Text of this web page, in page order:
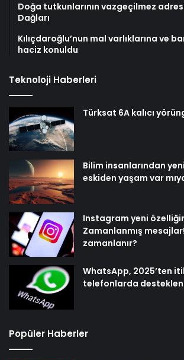
Doğa tutkunlarının vazgeçilmez
Dağları
Kılıçdaroğlu’nun mal varlıklarına ve
haciz konuldu
Teknoloji Haberleri
Türksat 6A kalıcı
Bilim insanlarından
eskiden yaşam var
Instagram yeni
Zamanlanmış
zamanlanır?
WhatsApp, 2025’ten
telefonlarda
Popüler Haberler